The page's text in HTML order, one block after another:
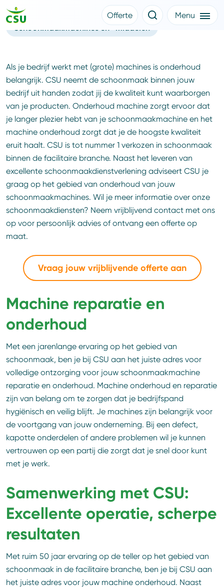
Meer CSU
Over CSU
Werken bij CSU
Medewerkers
CSU Login
Offerte Menu
Onderhoud machine
Schoonmaakmachines en -middelen
Als je bedrijf werkt met (grote) machines is onderhoud
belangrijk. CSU neemt de schoonmaak binnen jouw
bedrijf uit handen zodat jij de kwaliteit kunt waarborgen
van je producten. Onderhoud machine zorgt ervoor dat
je langer plezier hebt van je schoonmaakmachine en het
machine onderhoud zorgt dat je de hoogste kwaliteit
eruit haalt. CSU is tot nummer 1 verkozen in schoonmaak
binnen de facilitaire branche. Naast het leveren van
excellente schoonmaakdienstverlening adviseert CSU je
graag op het gebied van onderhoud van jouw
schoonmaakmachines. Wil je meer informatie over onze
schoonmaakdiensten? Neem vrijblijvend contact met ons
op voor persoonlijk advies of ontvang een offerte op
maat.
Vraag jouw vrijblijvende offerte aan
Machine reparatie en
onderhoud
Met een jarenlange ervaring op het gebied van
schoonmaak, ben je bij CSU aan het juiste adres voor
volledige ontzorging voor jouw schoonmaakmachine
reparatie en onderhoud. Machine onderhoud en reparatie
zijn van belang om te zorgen dat je bedrijfspand
hygiënisch en veilig blijft. Je machines zijn belangrijk voor
de voortgang van jouw onderneming. Bij een defect,
kapotte onderdelen of andere problemen wil je kunnen
vertrouwen op een partij die zorgt dat je snel door kunt
met je werk.
Samenwerking met CSU:
Excellente operatie, scherpe
resultaten
Met ruim 50 jaar ervaring op de teller op het gebied van
schoonmaak in de facilitaire branche, ben je bij CSU aan
het juiste adres voor jouw machine onderhoud. Naast